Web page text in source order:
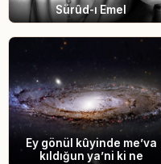
Sürûd-ı Emel
Ey gönül kûyinde me’va
kıldığun ya’ni ki ne